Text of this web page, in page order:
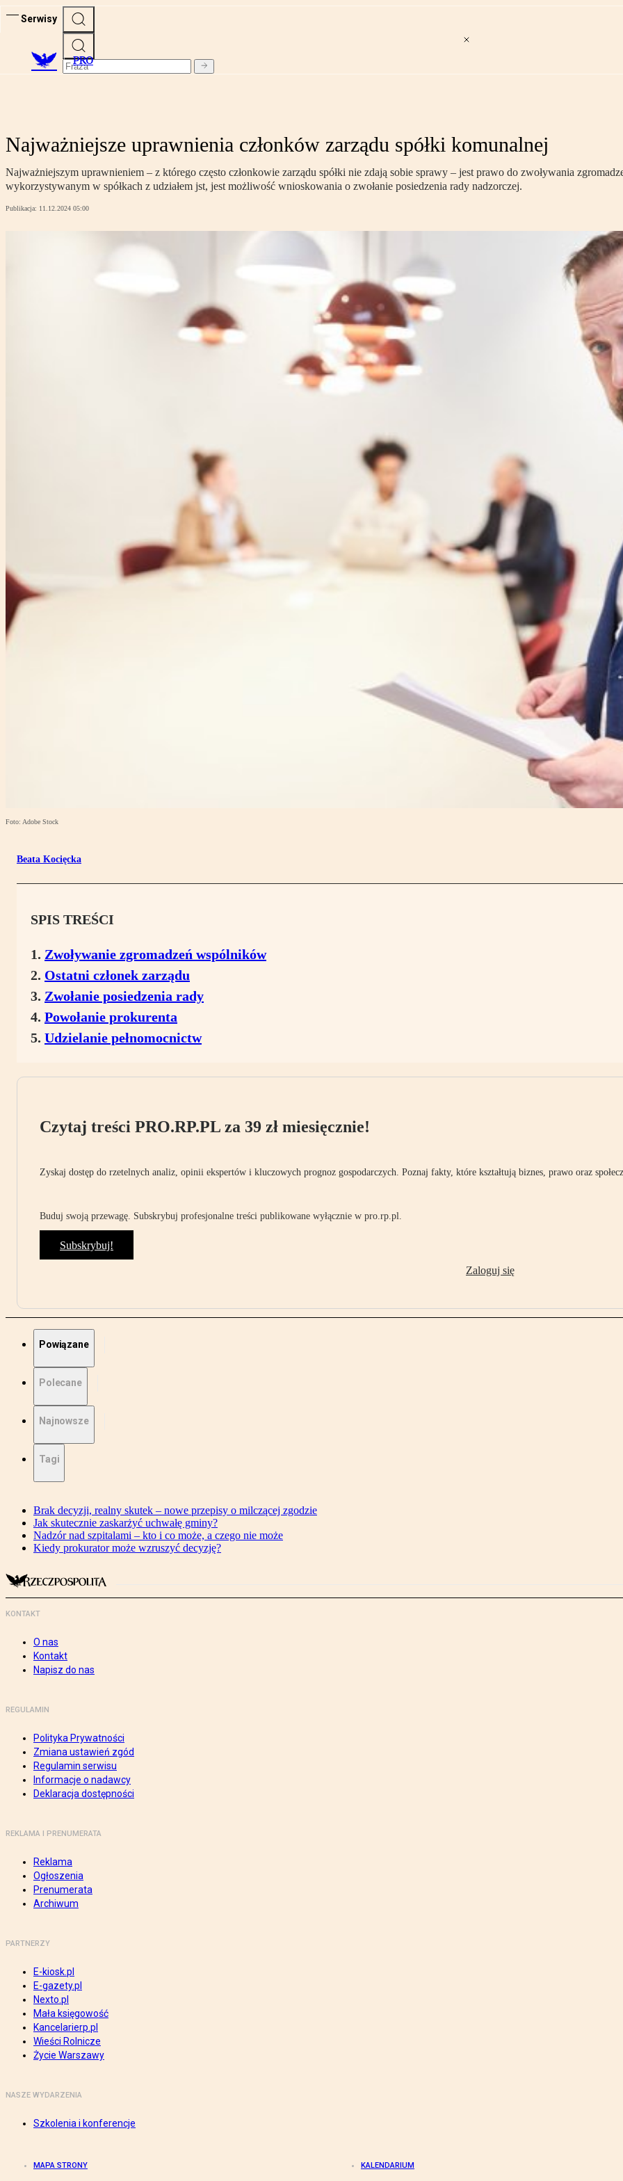
Serwisy
PRO
Najważniejsze uprawnienia członków zarządu spółki komunalnej
Najważniejszym uprawnieniem – z którego często członkowie zarządu spółki nie zdają sobie sprawy – jest prawo do zwoływania
wykorzystywanym w spółkach z udziałem jst, jest możliwość wnioskowania o zwołanie posiedzenia rady nadzorczej.
Publikacja: 11.12.2024 05:00
Foto: Adobe Stock
Beata Kocięcka
SPIS TREŚCI
Zwoływanie zgromadzeń wspólników
Ostatni członek zarządu
Zwołanie posiedzenia rady
Powołanie prokurenta
Udzielanie pełnomocnictw
Czytaj treści PRO.RP.PL za 39 zł miesięcznie!
Zyskaj dostęp do rzetelnych analiz, opinii ekspertów i kluczowych prognoz gospodarczych. Poznaj fakty, które kształtują biznes, prawo oraz
Buduj swoją przewagę. Subskrybuj profesjonalne treści publikowane wyłącznie w pro.rp.pl.
Subskrybuj!
Zaloguj się
Powiązane
Polecane
Najnowsze
Tagi
Brak decyzji, realny skutek – nowe przepisy o milczącej zgodzie
Jak skutecznie zaskarżyć uchwałę gminy?
Nadzór nad szpitalami – kto i co może, a czego nie może
Kiedy prokurator może wzruszyć decyzję?
KONTAKT
O nas
Kontakt
Napisz do nas
REGULAMIN
Polityka Prywatności
Zmiana ustawień zgód
Regulamin serwisu
Informacje o nadawcy
Deklaracja dostępności
REKLAMA I PRENUMERATA
Reklama
Ogłoszenia
Prenumerata
Archiwum
PARTNERZY
E-kiosk.pl
E-gazety.pl
Nexto.pl
Mała księgowość
Kancelarierp.pl
Wieści Rolnicze
Życie Warszawy
NASZE WYDARZENIA
Szkolenia i konferencje
MAPA STRONY KALENDARIUM